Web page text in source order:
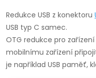
Redukce USB z konektoru
USB typ C samec.
OTG redukce pro
mobilnímu zařízení
je například USB paměť,